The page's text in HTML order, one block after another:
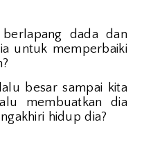
dada dan
untuk memperbaiki
besar sampai kita
membuatkan dia
hidup dia?